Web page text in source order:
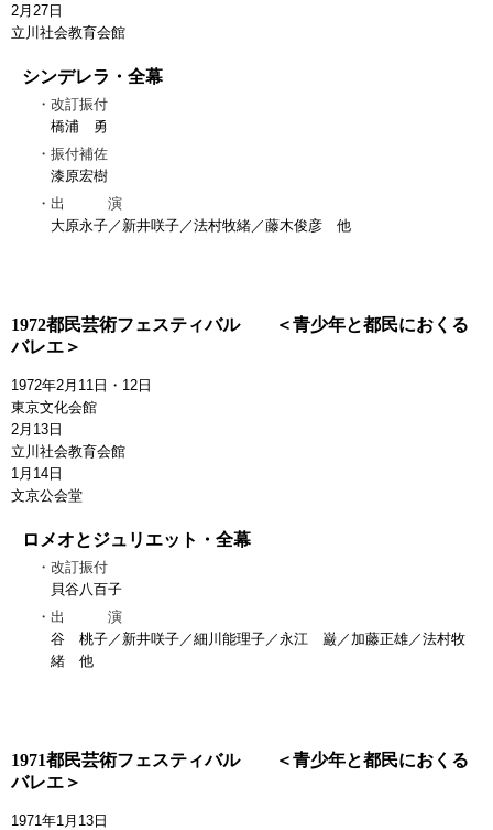
2月27日
立川社会教育会館
シンデレラ・全幕
改訂振付
橋浦 勇
振付補佐
漆原宏樹
出 演
大原永子／新井咲子／法村牧緒／藤木俊彦 他
1972都民芸術フェスティバル ＜青少年と都民におくる
バレエ＞
1972年2月11日・12日
東京文化会館
2月13日
立川社会教育会館
1月14日
文京公会堂
ロメオとジュリエット・全幕
改訂振付
貝谷八百子
出 演
谷 桃子／新井咲子／細川能理子／永江 巌／加藤正雄／法村牧
緒 他
1971都民芸術フェスティバル ＜青少年と都民におくる
バレエ＞
1971年1月13日